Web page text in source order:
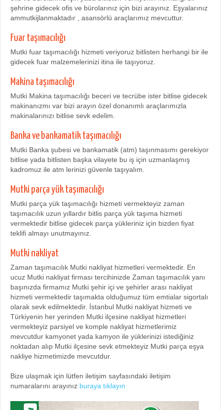
şehrine gidecek ofis ve bürolarınız için bizi arayınız. Eşyalarınız
ammutkijlanmaktadır , asansörlü araçlarımız mevcuttur.
Fuar taşımacılığı
Mutki fuar taşımacılığı hizmeti veriyoruz bitlisten herhangi bir ile
gidecek fuar malzemelerinizi itina ile taşıyoruz.
Makina taşımacılığı
Mutki Makina taşımacılığı beceri ve tecrübe ister bitlise gidecek
makinanızmı var bizi arayın özel donanımlı araçlarımızla
makinalarınızı bitlise sevk edelim.
Banka ve bankamatik taşımacılığı
Mutki Banka şubesi ve bankamatik (atm) taşınmasımı gerekiyor
bitlise yada bitlisten başka vilayete bu iş için uzmanlaşmış
kadromuz ile atm lerinizi güvenle taşıyalım.
Mutki parça yük taşımacılığı
Mutki parça yük taşımacılığı hizmeti vermekteyiz zaman
taşımacılık uzun yıllardır bitlis parça yük taşıma hizmeti
vermektedir bitlise gidecek parça yükleriniz için bizden fiyat
teklifi almayı unutmayınız.
Mutki nakliyat
Zaman taşımacılık Mutki nakliyat hizmetleri vermektedir. En
ucuz Mutki nakliyat firması tercihinizde Zaman taşımacılık yanı
başınızda firmamız Mutki şehir içi ve şehirler arası nakliyat
hizmeti vermektedir taşımakta olduğumuz tüm emtialar sigortalı
olarak sevk edilmektedir. İstanbul Mutki nakliyat hizmeti ve
Türkiyenin her yerinden Mutki ilçesine nakliyat hizmetleri
vermekteyiz parsiyel ve komple nakliyat hizmetlerimiz
mevcutdur kamyonet yada kamyon ile yüklerinizi istediğiniz
noktadan alıp Mutki ilçesine sevk etmekteyiz Mutki parça eşya
nakliye hizmetimizde mevcutdur.
Bize ulaşmak için lütfen iletişim sayfasındaki iletişim
numaralarını arayınız buraya tıklayın